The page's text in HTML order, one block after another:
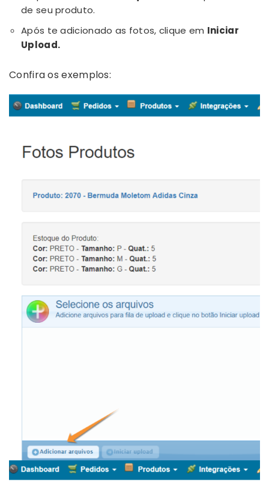
de seu produto.
Após te adicionado as fotos, clique em Iniciar
Upload.
Confira os exemplos: